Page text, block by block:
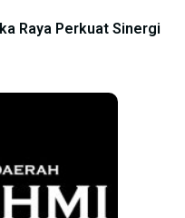
Raya Perkuat Sinergi